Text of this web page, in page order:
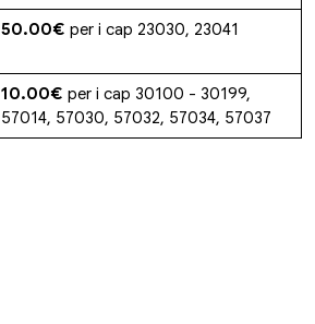
50.00€ per i cap 23030, 23041
10.00€ per i cap 30100 - 30199,
57014, 57030, 57032, 57034, 57037